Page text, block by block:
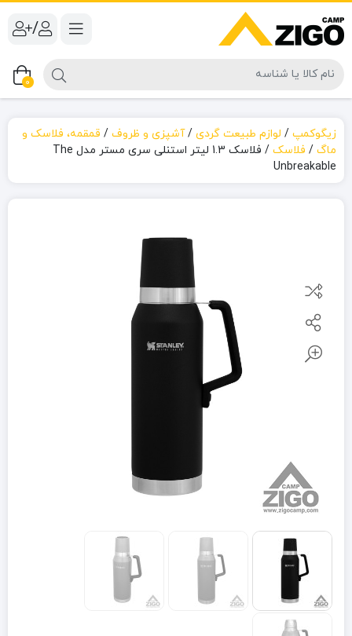
/
0
زیگوکمپ / لوازم طبیعت گردی /آشپزی و ظروف / قمقمه، فلاسک و
ماگ / فلاسک /
فلاسک 1.3 لیتر استنلی سری مستر مدل The
Unbreakable